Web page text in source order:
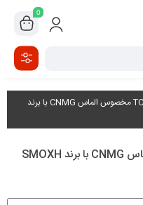
0
/ هلدر روتراش TCLNR / L مخصوس الماس CNMG با برند